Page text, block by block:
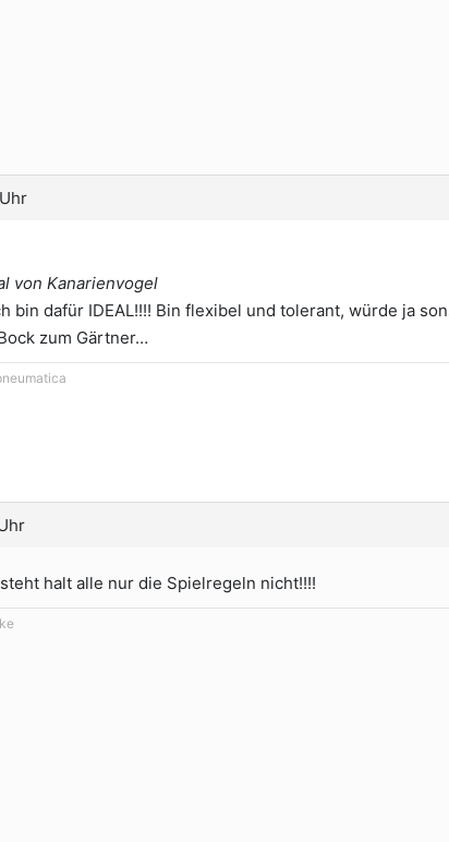
von Kanarienvogel
bin dafür IDEAL!!!! Bin flexibel und tolerant, würde ja
zum Gärtner…
halt alle nur die Spielregeln nicht!!!!